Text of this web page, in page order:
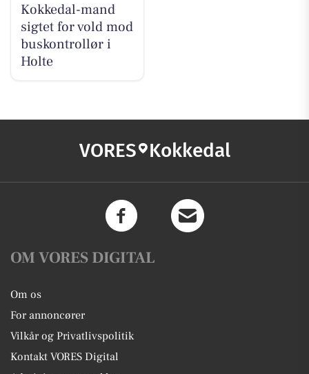
Kokkedal-mand
sigtet for vold mod
buskontrollør i
Holte
VORES Kokkedal
OM VORES DIGITAL
Om os
For annoncører
Vilkår og Privatlivspolitik
Kontakt VORES Digital